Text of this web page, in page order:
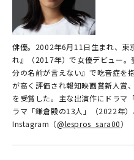
俳優。2002年6月11日生まれ、東
れ』（2017年）で女優デビュー
分の名前が言えない』で吃音症を
が高く評価され報知映画賞新人賞
を受賞した。主な出演作にドラマ
ラマ「鎌倉殿の13人」（2022年
Instagram（@lespros_sara00）